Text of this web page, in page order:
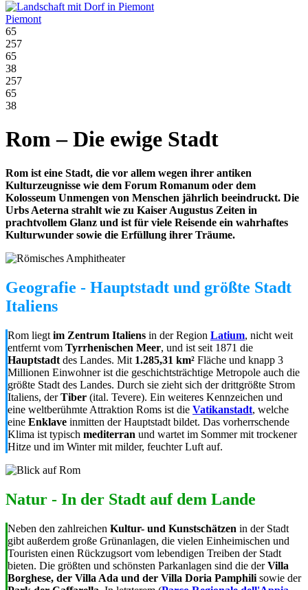
Piemont
65
257
65
38
257
65
38
Rom – Die ewige Stadt
Rom ist eine Stadt, die vor allem wegen ihrer antiken
Kulturzeugnisse wie dem Forum Romanum oder dem
Kolosseum Unmengen von Menschen jährlich beeindruckt. Die
Urbs Aeterna strahlt wie zu Kaiser Augustus Zeiten in
prachtvollem Glanz und ist für viele Reisende ein wahrhaftes
Kulturwunder sowie die Erfüllung ihrer Träume.
Geografie - Hauptstadt und größte Stadt
Italiens
Rom liegt im Zentrum Italiens in der Region Latium, nicht weit
entfernt vom Tyrrhenischen Meer, und ist seit 1871 die
Hauptstadt des Landes. Mit 1.285,31 km² Fläche und knapp 3
Millionen Einwohner ist die geschichtsträchtige Metropole auch die
größte Stadt des Landes. Durch sie zieht sich der drittgrößte Strom
Italiens, derTiber (ital. Tevere). Ein weiteres Kennzeichen und
eine weltberühmte Attraktion Roms ist die Vatikanstadt, welche
eine Enklave inmitten der Hauptstadt bildet. Das vorherrschende
Klima ist typisch mediterran und wartet im Sommer mit trockener
Hitze und im Winter mit milder, feuchter Luft auf.
Natur - In der Stadt auf dem Lande
Neben den zahlreichen Kultur- und Kunstschätzen in der Stadt
gibt außerdem große Grünanlagen, die vielen Einheimischen und
Touristen einen Rückzugsort vom lebendigen Treiben der Stadt
bieten. Die größten und schönsten Parkanlagen sind die derVilla
Borghese, der Villa Ada und der Villa Doria Pamphili sowie der